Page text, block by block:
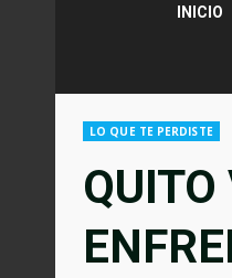
INICIO
LO QUE TE PERDISTE